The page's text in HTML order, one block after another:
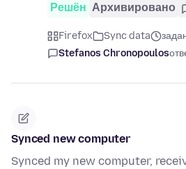
Решён Архивировано
Firefox Sync data
Stefanos Chronopoulos
Synced new computer
Synced my new computer,